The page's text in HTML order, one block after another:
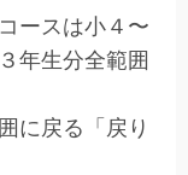
ースは小４〜
年生分全範囲
に戻る「戻り